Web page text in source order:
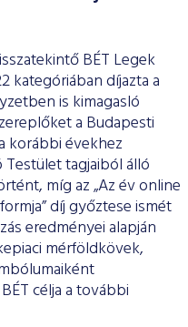
BÉT Legek
kategóriában díjazta a
is kimagasló
a Budapesti
korábbi évekhez
Testület tagjaiból álló
míg az „Az év online
díj győztese ismét
eredményei alapján
mérföldkövek,
célja a további